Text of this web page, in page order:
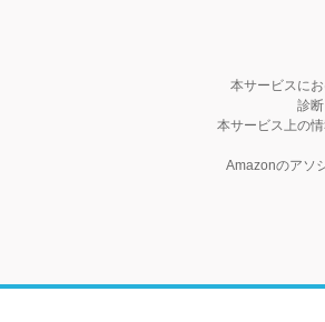
本サービスに
診
本サービス上の
Amazonのアソ